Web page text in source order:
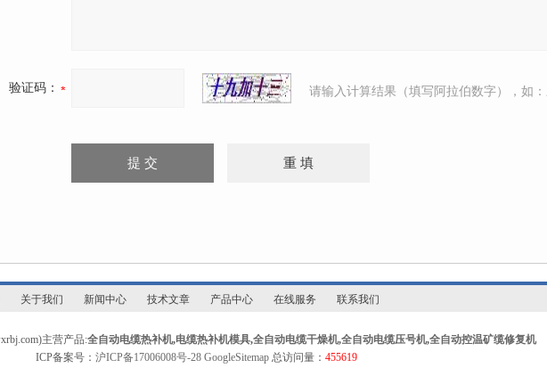
验证码： 请输入计算结果（填写阿拉伯数字），如
关于我们 新闻中心 技术文章 产品中心 在线服务 联系我们
主营产品:全自动电缆热补机,电缆热补机模具,全自动电缆干燥机,全自动电缆压号机,全自动控温矿缆修复机
ICP备案号：沪ICP备17006008号-28 GoogleSitemap 总访问量：455619